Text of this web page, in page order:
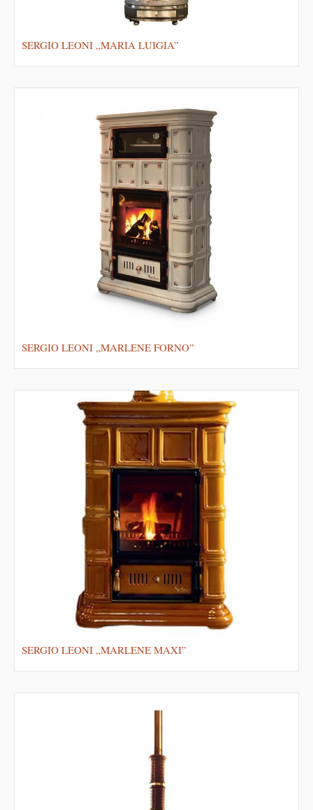
SERGIO LEONI „MARIA LUIGIA”
SERGIO LEONI „MARLENE FORNO”
SERGIO LEONI „MARLENE MAXI”